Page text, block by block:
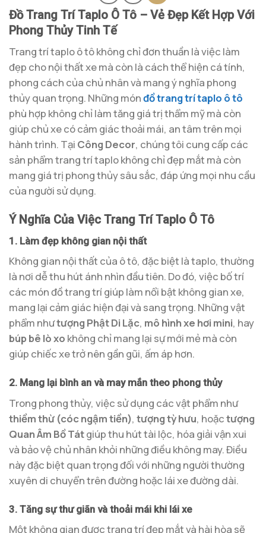
Đồ Trang Trí Taplo Ô Tô – Vẻ Đẹp Kết Hợp Với
Phong Thủy Tinh Tế
Trang trí taplo ô tô không chỉ đơn thuần là việc làm
đẹp cho nội thất xe mà còn là cách thể hiện cá tính,
phong cách của chủ nhân và mang ý nghĩa phong
thủy quan trọng. Những mónđồ trang trí taplo ô tô
phù hợp không chỉ làm tăng giá trị thẩm mỹ mà còn
giúp chủ xe có cảm giác thoải mái, an tâm trên mọi
hành trình. Tại Công Decor, chúng tôi cung cấp các
sản phẩm trang trí taplo không chỉ đẹp mắt mà còn
mang giá trị phong thủy sâu sắc, đáp ứng mọi nhu cầu
của người sử dụng.
Ý Nghĩa Của Việc Trang Trí Taplo Ô Tô
1. Làm đẹp không gian nội thất
Không gian nội thất của ô tô, đặc biệt là taplo, thường
là nơi dễ thu hút ánh nhìn đầu tiên. Do đó, việc bố trí
các món đồ trang trí giúp làm nổi bật không gian xe,
mang lại cảm giác hiện đại và sang trọng. Những vật
phẩm nhưtượng Phật Di Lặc, mô hình xe hơi mini, hay
búp bê lò xo không chỉ mang lại sự mới mẻ mà còn
giúp chiếc xe trở nên gần gũi, ấm áp hơn.
2. Mang lại bình an và may mắn theo phong thủy
Trong phong thủy, việc sử dụng các vật phẩm như
thiềm thừ (cóc ngậm tiền), tượng tỳ hưu, hoặctượng
Quan Âm Bồ Tátgiúp thu hút tài lộc, hóa giải vận xui
và bảo vệ chủ nhân khỏi những điều không may. Điều
này đặc biệt quan trọng đối với những người thường
xuyên di chuyển trên đường hoặc lái xe đường dài.
3. Tăng sự thư giãn và thoải mái khi lái xe
Một không gian được trang trí đẹp mắt và hài hòa sẽ